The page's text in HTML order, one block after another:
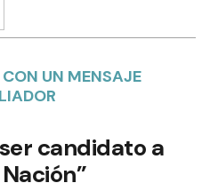
UN MENSAJE
candidato a